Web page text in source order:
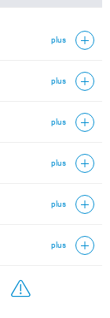
plus
plus
plus
plus
plus
plus